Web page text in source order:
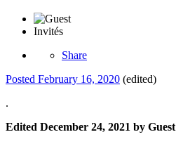
Invités
Share
Posted February 16, 2020 (edited)
.
Edited December 24, 2021 by Guest